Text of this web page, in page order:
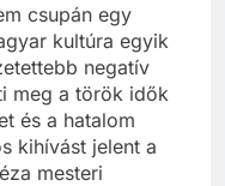
csupán egy
kultúra egyik
negatív
meg a török idők
és a hatalom
kihívást jelent a
mesteri